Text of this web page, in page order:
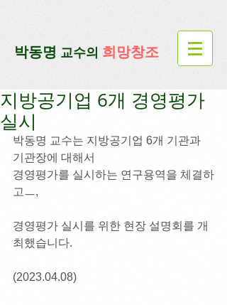
​박동명 교수의 희망창조
지방공기업 6개 경영평가
실시
박동명 교수는 지방공기업 6개 기관과
기관장에 대해서
경영평가를 실시하는 연구용역을 체결하
고ㅡ,
경영평가 실시를 위한 현장 설명회를 개
최했습니다.
(2023.04.08)